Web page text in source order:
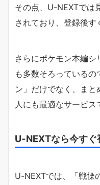
その点、U-NEXTでは
されており、登録後す
さらにポケモン本編
も多数そろっている
ン」だけでなく、ま
人にも最適なサービス
U-NEXTなら今すぐ
U-NEXTでは、「戦慄